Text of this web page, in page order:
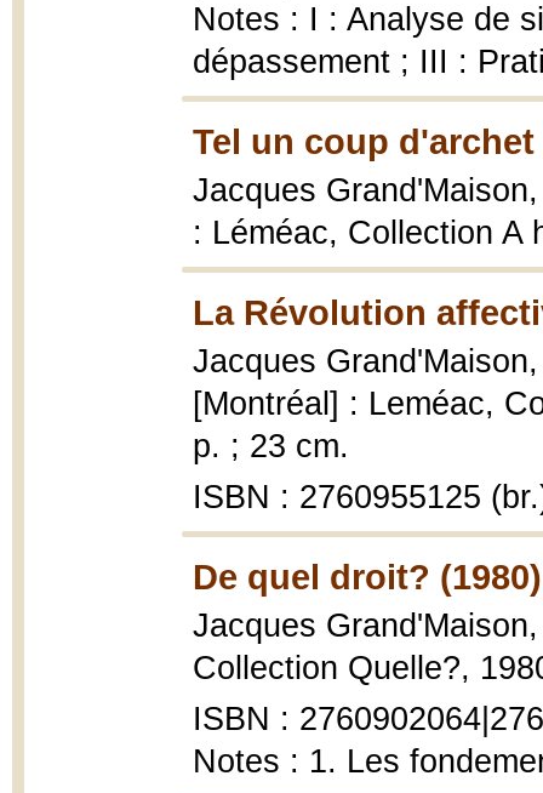
Notes : I : Analyse de
dépassement ; III :
Tel un coup d'archet
Jacques
: Léméac, Collection A
La Révolution
Jacques
[Montréal] : Leméac,
p. ; 23 cm.
ISBN : 2760955125
De quel droit? (1980)
Jacques
Collection Quelle?,
ISBN :
Notes : 1. Les